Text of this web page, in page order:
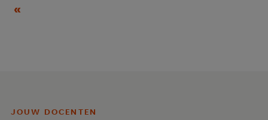
JOUW DOCENTEN